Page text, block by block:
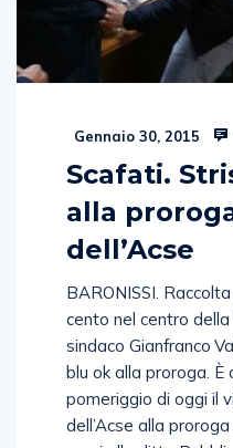
Gennaio 30, 2015
Scafati.
alla
dell’Acse
BARONISSI.
cento nel centro della
sindaco Gianfranco
blu ok alla proroga.
pomeriggio di oggi il
dell’Acse alla